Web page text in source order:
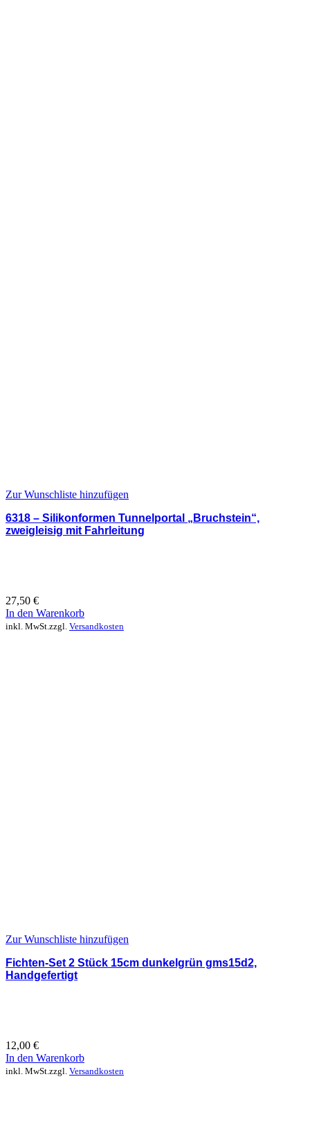
Zur Wunschliste hinzufügen
6318 – Silikonformen Tunnelportal „Bruchstein“,
zweigleisig mit Fahrleitung
27,50 €
In den Warenkorb
inkl. MwSt.zzgl. Versandkosten
Zur Wunschliste hinzufügen
Fichten-Set 2 Stück 15cm dunkelgrün gms15d2,
Handgefertigt
12,00 €
In den Warenkorb
inkl. MwSt.zzgl. Versandkosten